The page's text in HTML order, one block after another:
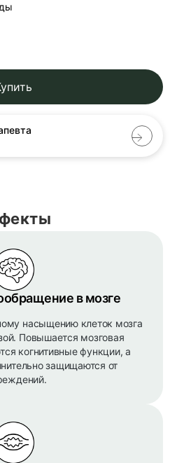
в мозге
насыщению клеток мозга
Повышается мозговая
когнитивные функции, а
защищаются от